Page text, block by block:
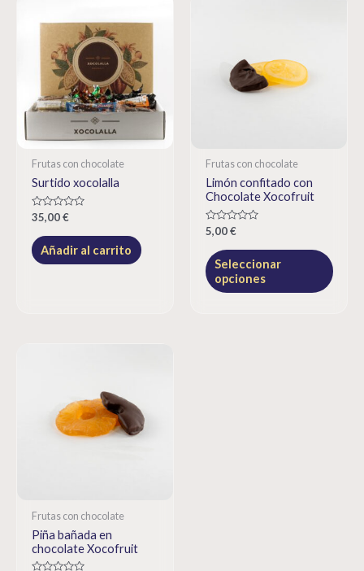
Frutas con chocolate
Surtido xocolalla
Rated
out
of
5
35,00€
Añadir al carrito
Frutas con chocolate
Limón confitado con
Chocolate Xocofruit
Rated
out
of
5
5,00€
Seleccionar
opciones
Frutas con chocolate
Piña bañada en
chocolate Xocofruit